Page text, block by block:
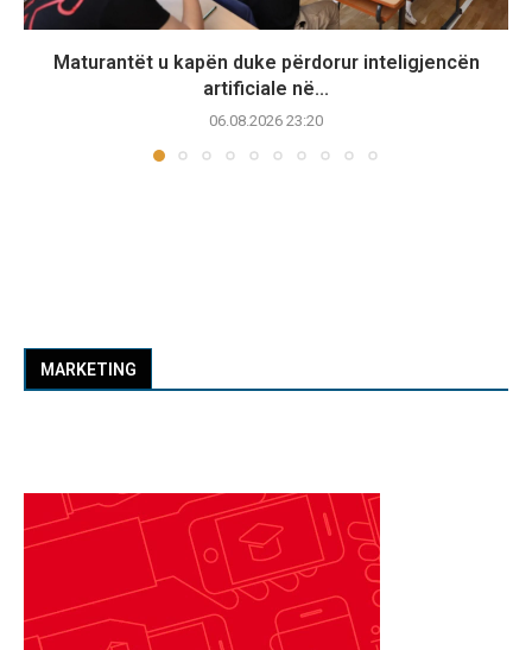
Maturantët u kapën duke përdorur inteligjencën
artificiale në...
06.08.2026 23:20
MARKETING